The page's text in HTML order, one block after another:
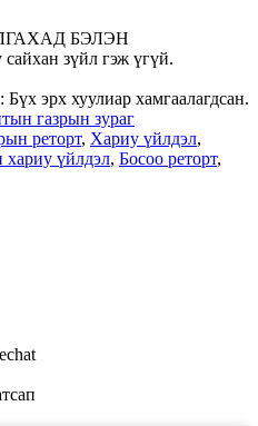
БЭЛЭН
зүйл гэж үгүй.
эрх хуулиар хамгаалагдсан.
газрын зураг
реторт, Хариу үйлдэл,
хариу үйлдэл, Босоо реторт,